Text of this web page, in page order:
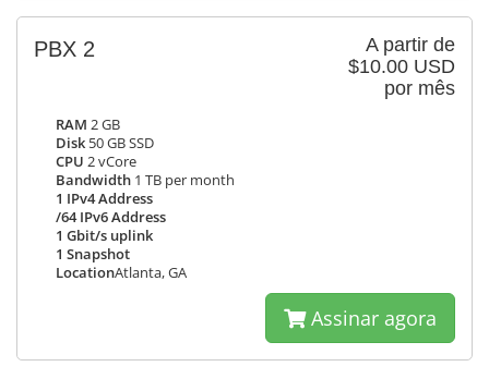
A partir de
$10.00 USD
por mês
PBX 2
RAM 2 GB
Disk 50 GB SSD
CPU 2 vCore
Bandwidth 1 TB per month
1 IPv4 Address
/64 IPv6 Address
1 Gbit/s uplink
1 Snapshot
LocationAtlanta, GA
Assinar agora